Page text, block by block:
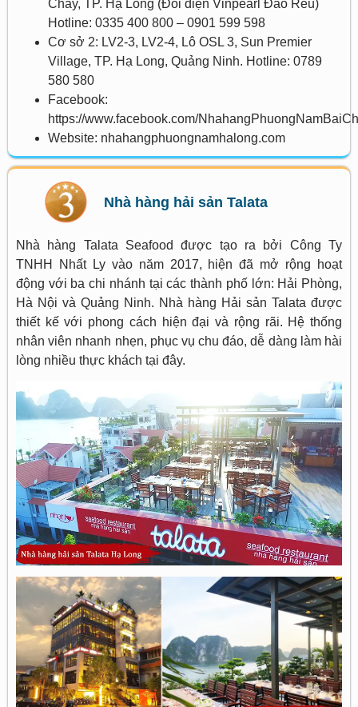
Cháy, TP. Hạ Long (Đối diện Vinpearl Đảo Rều)
Hotline: 0335 400 800 – 0901 599 598
Cơ sở 2: LV2-3, LV2-4, Lô OSL 3, Sun Premier
Village, TP. Hạ Long, Quảng Ninh. Hotline: 0789
580 580
Facebook:
https://www.facebook.com/
Website: nhahangphuongnamhalong.com
Nhà hàng hải sản Talata
Nhà hàng Talata Seafood được tạo ra bởi Công Ty
TNHH Nhất Ly vào năm 2017, hiện đã mở rộng hoạt
động với ba chi nhánh tại các thành phố lớn: Hải Phòng,
Hà Nội và Quảng Ninh. Nhà hàng Hải sản Talata được
thiết kế với phong cách hiện đại và rộng rãi. Hệ thống
nhân viên nhanh nhẹn, phục vụ chu đáo, dễ dàng làm hài
lòng nhiều thực khách tại đây.